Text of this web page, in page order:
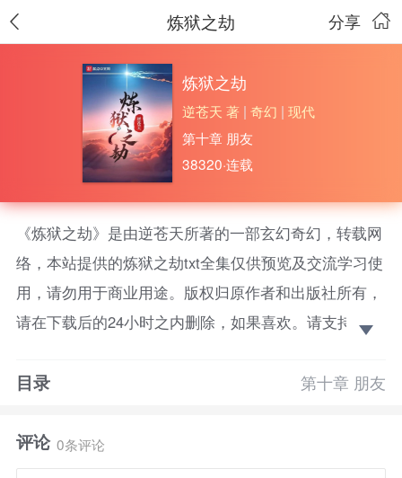
分享
炼狱之劫
炼狱之劫
逆苍天 著 | 奇幻 |现代
第十章 朋友
38320·连载
《炼狱之劫》是由逆苍天所著的一部玄幻奇幻，转载网
络，本站提供的炼狱之劫txt全集仅供预览及交流学习使
用，请勿用于商业用途。版权归原作者和出版社所有，
请在下载后的24小时之内删除，如果喜欢。请支持正
存。????一日，在永恒昏暗的下界，有少年受神力加
的奇观。
目录 第十章 朋友
评论 0条评论